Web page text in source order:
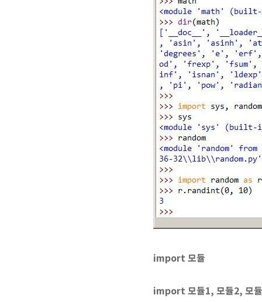
import 모듈
import 모듈1, 모듈2, 모